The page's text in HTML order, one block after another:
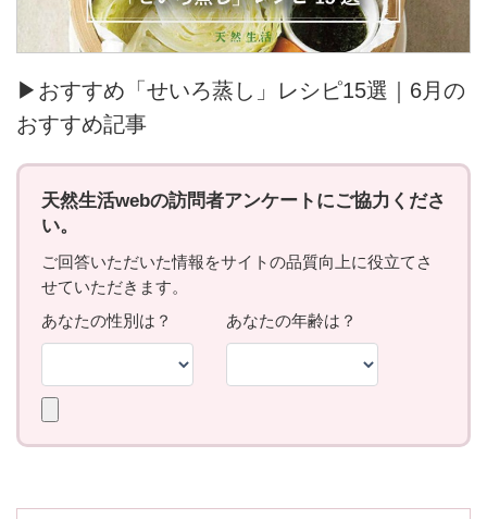
▶おすすめ「せいろ蒸し」レシピ15選｜6月の
おすすめ記事